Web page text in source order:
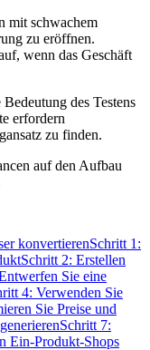
mit schwachem
zu eröffnen.
wenn das Geschäft
des Testens
erfordern
zu finden.
auf den Aufbau
konvertierenSchritt 1:
Schritt 2: Erstellen
Sie eine
4: Verwenden Sie
Sie Preise und
Schritt 7:
Ein-Produkt-Shops